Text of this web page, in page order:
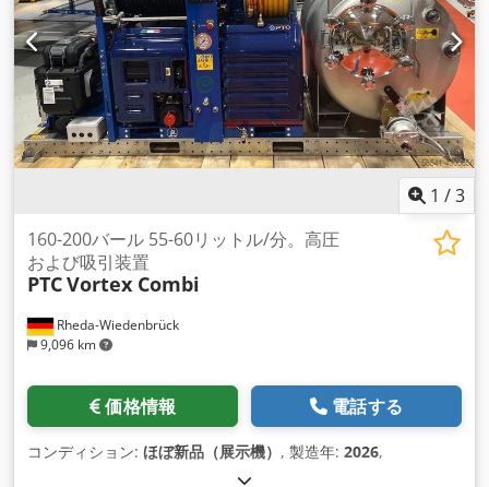
1 /3
Rheda-Wiedenbrück
9,096 km
160-200バール 55-60リットル/分。高圧
および吸引装置
PTCVortex Combi
価格情報 電話する
コンディション: ほぼ新品（展示機） , 製造年: 2026,